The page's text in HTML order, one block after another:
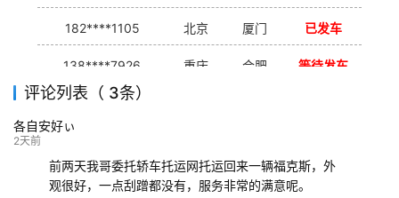
182****1105 北京 厦门 已发车
138****7926 重庆 合肥 等待发车
139****9233
评论列表（ 3条）
各自安好ぃ
2天前
前两天我哥委托轿车托运网托运回来一辆福克斯，外
观很好，一点刮蹭都没有，服务非常的满意呢。